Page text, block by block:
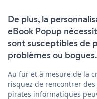
De plus, la
eBook Popup
sont susceptibles de
problèmes ou bogues.
Au fur et à mesure de la
risquez de rencontrer
pirates informatiques